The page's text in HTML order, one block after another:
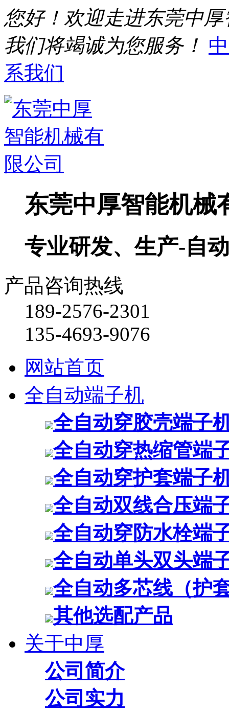
您好！欢迎走进东莞中
我们将竭诚为您服务！
系我们
东莞中厚智能机械
专业研发、生产-自
产品咨询热线
189-2576-2301
135-4693-9076
网站首页
全自动端子机
全自动穿胶壳端子
全自动穿热缩管端
全自动穿护套端子
全自动双线合压端
全自动穿防水栓端
全自动单头双头端
全自动多芯线（护
其他选配产品
关于中厚
公司简介
公司实力